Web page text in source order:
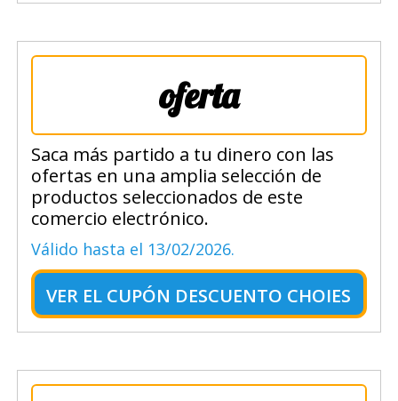
oferta
Saca más partido a tu dinero con las
ofertas en una amplia selección de
productos seleccionados de este
comercio electrónico.
Válido hasta el 13/02/2026.
VER EL CUPÓN DESCUENTO CHOIES